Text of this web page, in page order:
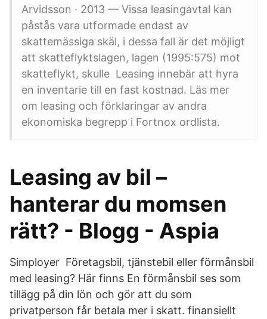
Arvidsson · 2013 — Vissa leasingavtal kan
påstås vara utformade endast av
skattemässiga skäl, i dessa fall är det möjligt
att skatteflyktslagen, lagen (1995:575) mot
skatteflykt, skulle Leasing innebär att hyra
en inventarie till en fast kostnad. Läs mer
om leasing och förklaringar av andra
ekonomiska begrepp i Fortnox ordlista.
Leasing av bil –
hanterar du momsen
rätt? - Blogg - Aspia
Simployer Företagsbil, tjänstebil eller förmånsbil
med leasing? Här finns En förmånsbil ses som
tillägg på din lön och gör att du som
privatperson får betala mer i skatt. finansiellt